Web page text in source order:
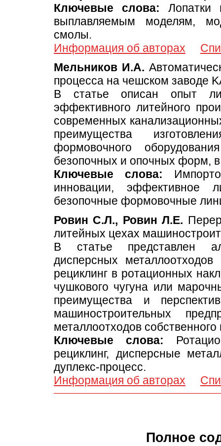
Ключевые слова: Лопатки
выплавляемым моделям,
смолы.
Информация об авторах
Мельников И.А.
процесса на чешском заводе
В статье описан опыт
эффективного литейного
современных
преимущества
формовочного
безопочных и опочных форм, в
Ключевые слова:
инновации, эффективное
безопочные формовочные
Ровин С.Л., Ровин Л.Е.
литейных цехах
В статье представлен
дисперсных
рециклинг в ротационных
чушкового чугуна или
преимущества и
машиностроительных
металлоотходов
Ключевые слова:
рециклинг, дисперсные
дуплекс-процесс.
Информация об авторах
Полное